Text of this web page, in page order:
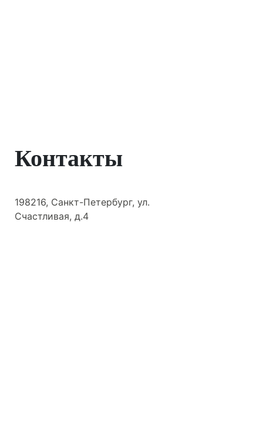
Контакты
198216, Санкт-Петербург, ул.
Счастливая, д.4